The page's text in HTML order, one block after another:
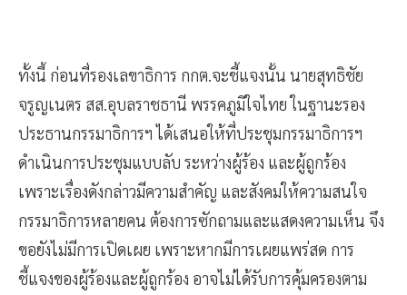
ทั้งนี้ ก่อนที่รองเลขาธิการ กกต.จะชี้แจงนั้น นายสุทธิชัย
จรูญเนตร สส.อุบลราชธานี พรรคภูมิใจไทย ในฐานะรอง
ประธานกรรมาธิการฯ ได้เสนอให้ที่ประชุมกรรมาธิการฯ
ดำเนินการประชุมแบบลับ ระหว่างผู้ร้อง และผู้ถูกร้อง
เพราะเรื่องดังกล่าวมีความสำคัญ และสังคมให้ความสนใจ
กรรมาธิการหลายคน ต้องการซักถามและแสดงความเห็น จึง
ขอยังไม่มีการเปิดเผย เพราะหากมีการเผยแพร่สด การ
ชี้แจงของผู้ร้องและผู้ถูกร้อง อาจไม่ได้รับการคุ้มครองตาม